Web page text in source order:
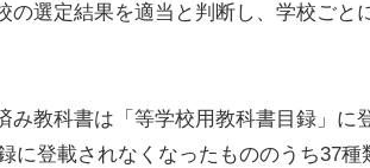
選定結果を適当と判断し、学校ごと
教科書は「等学校用教科書目録」に
に登載されなくなったもののうち37種